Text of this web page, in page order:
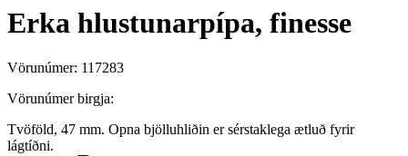
Erka hlustunarpípa, finesse
Vörunúmer: 117283
Vörunúmer birgja:
Tvöföld, 47 mm. Opna bjölluhliðin er sérstaklega ætluð fyrir
lágtíðni.